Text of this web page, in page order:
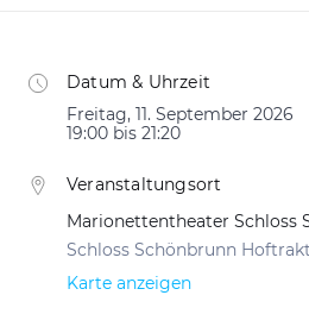
Datum & Uhrzeit
Freitag, 11. September 2026
19:00 bis 21:20
Veranstaltungsort
Marionettentheater Schloss
Schloss Schönbrunn
Karte anzeigen